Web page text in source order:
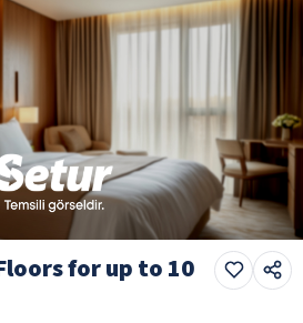
for up to 10